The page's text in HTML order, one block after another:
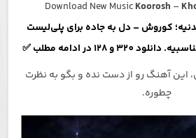
Download New MusicKoorosh –
کوروش – دل به جاده برای پلی‌لیست
و 128 در ادامه مطلب ✅
این آهنگ رو از دست نده و بگو به نظرت
چطوره.